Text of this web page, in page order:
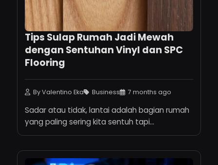
Tips Sulap Rumah Jadi Mewah
dengan Sentuhan Vinyl dan SPC
Flooring
By Valentino Eka Business 7 months ago
Sadar atau tidak, lantai adalah bagian rumah
yang paling sering kita sentuh tapi...